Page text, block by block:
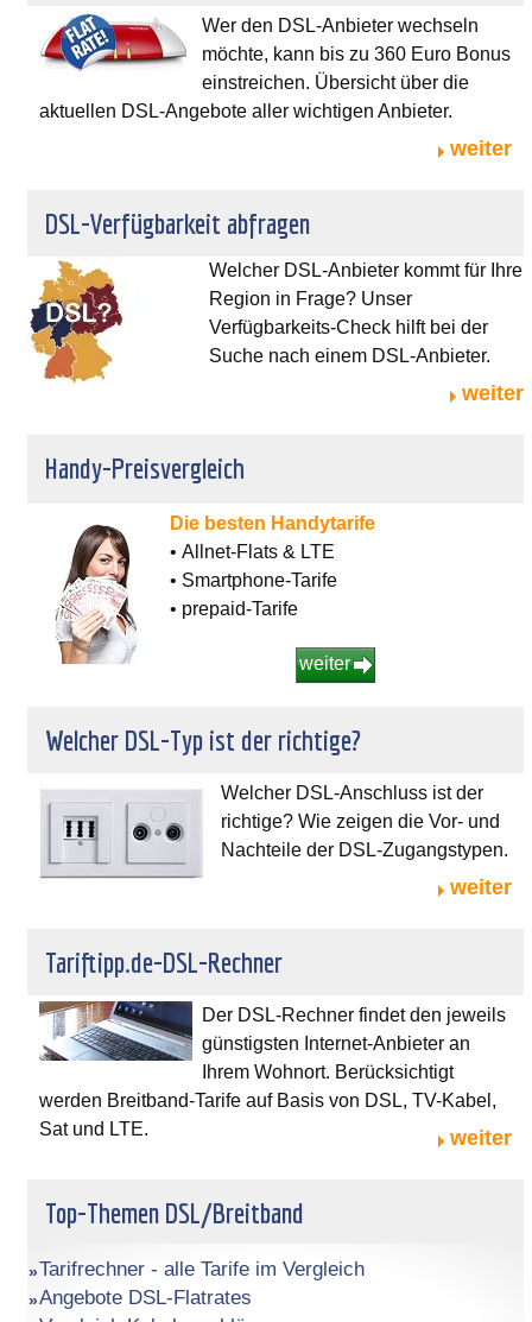
Wer den DSL-Anbieter wechseln
möchte, kann bis zu 360 Euro Bonus
einstreichen. Übersicht über die
aktuellen DSL-Angebote aller wichtigen Anbieter.
weiter
DSL-Verfügbarkeit abfragen
Welcher DSL-Anbieter kommt für Ihre
Region in Frage? Unser
Verfügbarkeits-Check hilft bei der
Suche nach einem DSL-Anbieter.
weiter
Handy-Preisvergleich
Die besten Handytarife
• Allnet-Flats & LTE
• Smartphone-Tarife
• prepaid-Tarife
weiter
Welcher DSL-Typ ist der richtige?
Welcher DSL-Anschluss ist der
richtige? Wie zeigen die Vor- und
Nachteile der DSL-Zugangstypen.
weiter
Tariftipp.de-DSL-Rechner
Der DSL-Rechner findet den jeweils
günstigsten Internet-Anbieter an
Ihrem Wohnort. Berücksichtigt
werden Breitband-Tarife auf Basis von DSL, TV-Kabel,
Sat und LTE.
weiter
Top-Themen DSL/Breitband
Tarifrechner - alle Tarife im Vergleich
Angebote DSL-Flatrates